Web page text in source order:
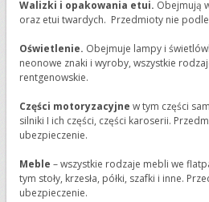
Walizki i opakowania etui. Obejmują
oraz etui twardych. Przedmioty nie
Oświetlenie. Obejmuje lampy i
neonowe znaki i wyroby, wszystkie
rentgenowskie.
Części motoryzacyjne w tym części
silniki I ich części, części karoserii.
ubezpieczenie.
Meble – wszystkie rodzaje mebli we
tym stoły, krzesła, półki, szafki i inne.
ubezpieczenie.